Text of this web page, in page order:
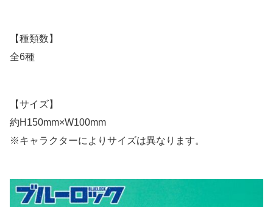
【種類数】
全6種
【サイズ】
約H150mm×W100mm
※キャラクターによりサイズは異なります。